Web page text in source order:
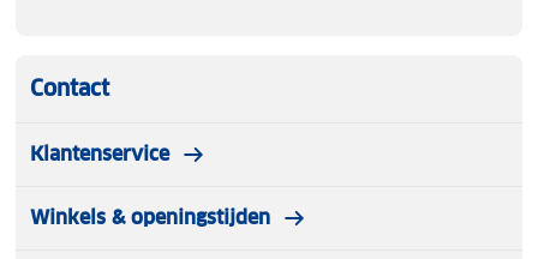
Contact
Klantenservice
Winkels & openingstijden